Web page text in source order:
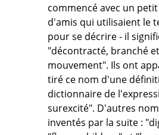
commencé avec un
d'amis qui utilisaient le
pour se décrire - il
"décontracté, branché
mouvement". Ils ont
tiré ce nom d'une
dictionnaire de
surexcité". D'autres
inventés par la suite :